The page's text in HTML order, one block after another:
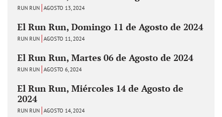
RUN RUN AGOSTO 13, 2024
El Run Run, Domingo 11 de Agosto de 2024
RUN RUN AGOSTO 11, 2024
El Run Run, Martes 06 de Agosto de 2024
RUN RUN AGOSTO 6, 2024
El Run Run, Miércoles 14 de Agosto de
2024
RUN RUN AGOSTO 14, 2024